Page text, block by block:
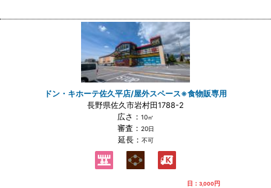
ドン・キホーテ佐久平店/屋外スペース※食物販専用
長野県佐久市岩村田1788-2
広さ： 10㎡
審査： 20日
延長： 不可
日： 3,000円